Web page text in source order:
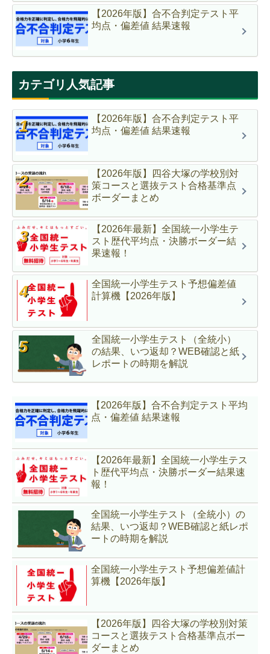
【2026年版】合不合判定テスト平
均点・偏差値 結果速報
カテゴリ人気記事
【2026年版】合不合判定テスト平
均点・偏差値 結果速報
【2026年版】四谷大塚の学校別対
策コースと選抜テスト合格基準点
ボーダーまとめ
【2026年最新】全国統一小学生テ
スト歴代平均点・決勝ボーダー結
果速報！
全国統一小学生テスト予想偏差値
計算機【2026年版】
全国統一小学生テスト（全統小）
の結果、いつ返却？WEB確認と紙
レポートの時期を解説
【2026年版】合不合判定テスト平均
点・偏差値 結果速報
【2026年最新】全国統一小学生テス
ト歴代平均点・決勝ボーダー結果速
報！
全国統一小学生テスト（全統小）の
結果、いつ返却？WEB確認と紙レポ
ートの時期を解説
全国統一小学生テスト予想偏差値計
算機【2026年版】
【2026年版】四谷大塚の学校別対策
コースと選抜テスト合格基準点ボー
ダーまとめ